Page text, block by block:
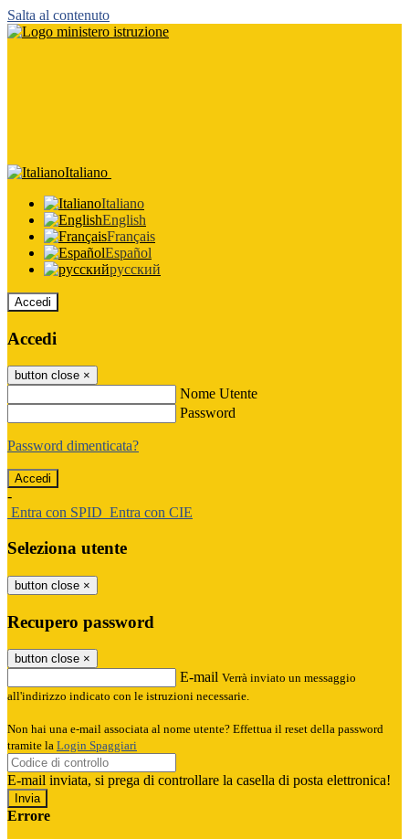
Salta al contenuto
Italiano
Italiano
English
Français
Español
русский
Accedi
Accedi
button close ×
Nome Utente
Password
Password dimenticata?
-
Entra con SPID Entra con CIE
Seleziona utente
button close ×
Recupero password
button close ×
E-mail Verrà inviato un messaggio
all'indirizzo indicato con le istruzioni necessarie.
Non hai una e-mail associata al nome utente? Effettua il reset della password
tramite la Login Spaggiari
E-mail inviata, si prega di controllare la casella di posta elettronica!
Errore